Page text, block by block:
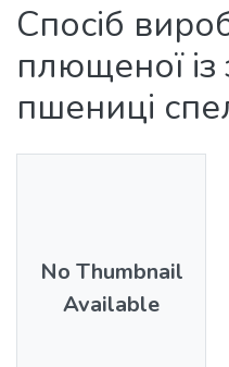
Спосіб
плющеної із
пшениці
No Thumbnail
Available